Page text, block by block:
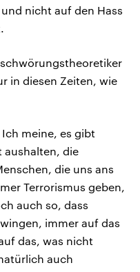
nicht auf den Hass
in diesen Zeiten, wie
Ich meine, es gibt
aushalten, die
die uns ans
Terrorismus geben,
auch so, dass
immer auf das
das, was nicht
auch